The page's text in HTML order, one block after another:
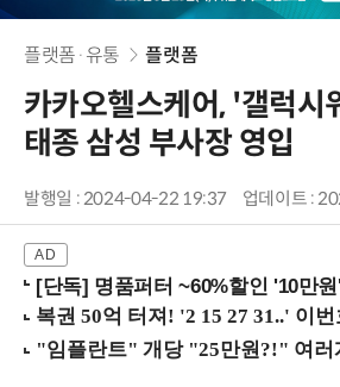
플랫폼·유통 플랫폼
카카오헬스케어, '갤럭시
태종 삼성 부사장 영입
발행일 : 2024-04-22 19:37 업데이트 :
[단독] 명품퍼터 ~60%할인 '10만원'대